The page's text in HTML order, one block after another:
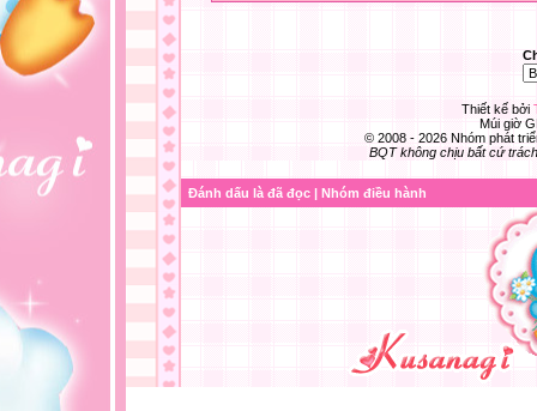
Thiết kế bởi
Múi giờ
© 2008 - 2026 Nhóm phát
BQT không chịu bất cứ
Đánh dấu là đã đọc | Nhóm điều hành